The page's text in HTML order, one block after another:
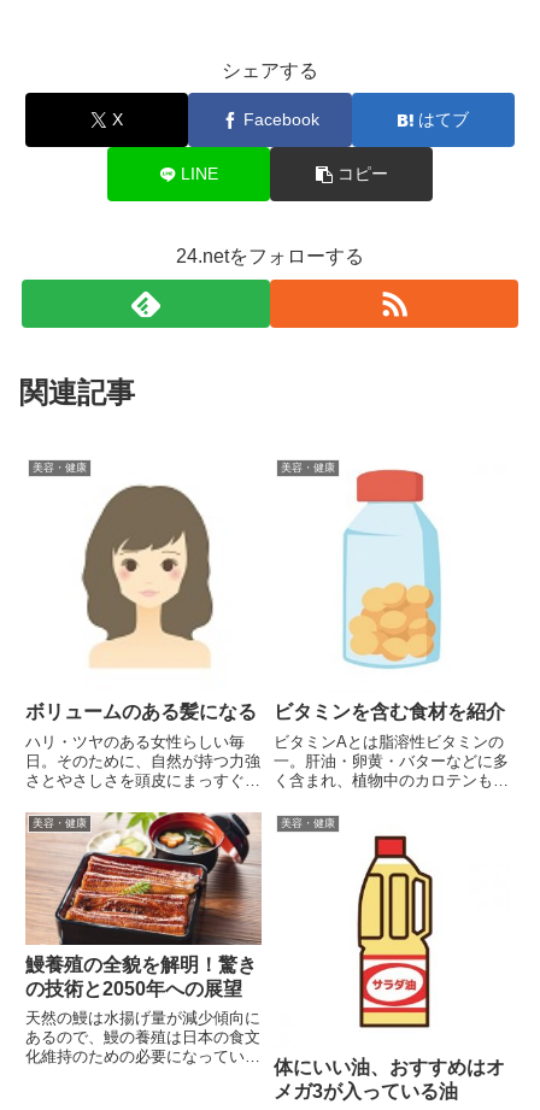
シェアする
X Facebook はてブ
LINE コピー
24.netをフォローする
関連記事
美容・健康
ボリュームのある髪になる
ハリ・ツヤのある女性らしい毎
日。そのために、自然が持つ力強
さとやさしさを頭皮にまっすぐ届
を受けて輝き、自身となり、笑顔
があふれるはずです。おすすめシ
ャンプー『アロマシャンプー ヴ
ェルデ』ヤシ油由来のやさしい洗
浄...
美容・健康
ビタミンを含む食材を紹介
ビタミンAとは脂溶性ビタミンの
一。肝油・卵黄・バターなどに多
く含まれ、植物中のカロテンも体
ノール）・A2がある。欠乏する
と発育不良・夜盲症や角膜・皮膚
の乾燥などを起こす。「ビタミン
Ａ」を多く含む食品食品名 １
美容・健康
鰻養殖の全貌を解明！驚き
の技術と2050年への展望
天然の鰻は水揚げ量が減少傾向に
あるので、鰻の養殖は日本の食文
化維持のための必要になっていま
美容・健康
体にいい油、おすすめはオ
メガ3が入っている油